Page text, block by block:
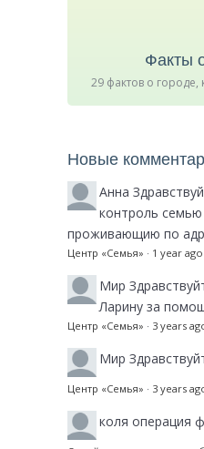
Факты
29 фактов о
Новые
Анна
контроль
проживающию по
Центр «Семья» · 1 year ago
Мир
Ларину за
Центр «Семья» · 3 years
Мир
Центр «Семья» · 3 years
коля операция